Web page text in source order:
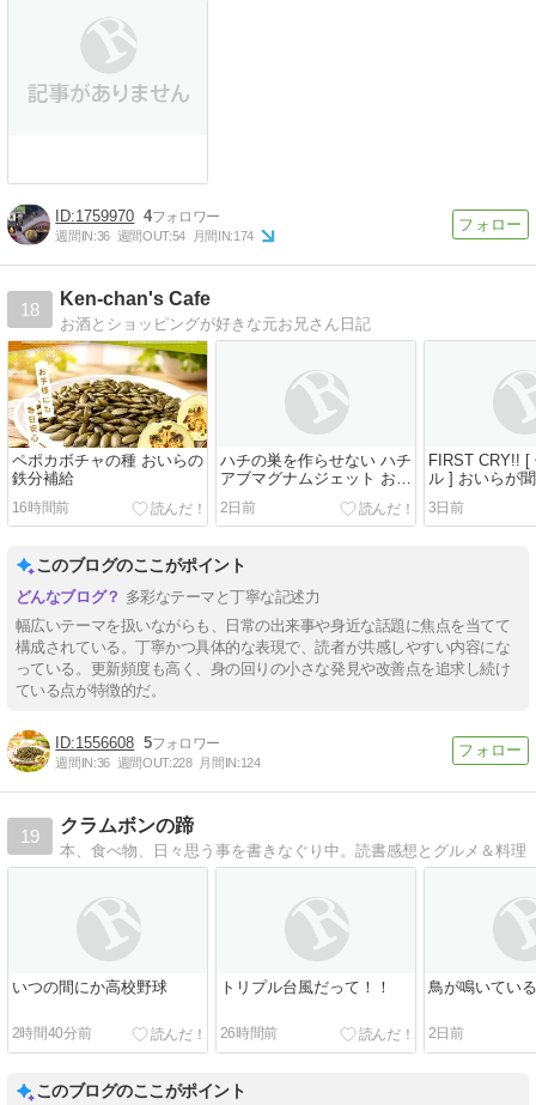
1759970 4
週間IN:36 週間OUT:54 月間IN:174
18
Ken-chan's Cafe
お酒とショッピングが好きな元お兄さん日記
ペポカボチャの種 おいらの
鉄分補給
16時間前
ハチの巣を作らせない ハチ
アブマグナムジェット おい
らのお使い
2日前
FIRST CRY!! [
ル ] おいらが
3日前
このブログのここがポイント
多彩なテーマと丁寧な記述力
幅広いテーマを扱いながらも、日常の出来事や身近な話題に焦点を当てて
構成されている。丁寧かつ具体的な表現で、読者が共感しやすい内容にな
っている。更新頻度も高く、身の回りの小さな発見や改善点を追求し続け
ている点が特徴的だ。
1556608 5
週間IN:36 週間OUT:228 月間IN:124
19
クラムボンの蹄
本、食べ物、日々思う事を書きなぐり中。読書感想とグルメ＆料理
いつの間にか高校野球
2時間40分前
トリプル台風だって！！
26時間前
鳥が鳴いている
2日前
このブログのここがポイント